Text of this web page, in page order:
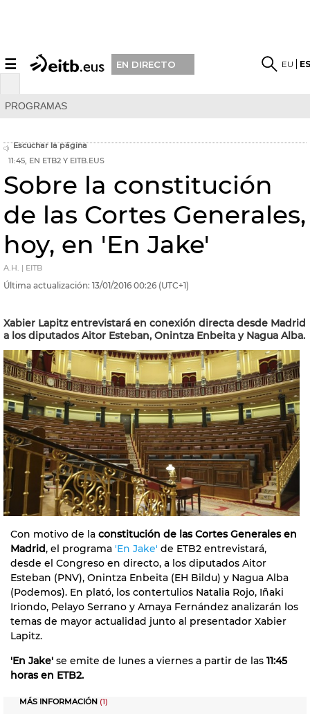
☰ EN DIRECTO EU
PROGRAMAS
Escuchar la página
11:45, EN ETB2 Y EITB.EUS
Sobre la constitución
de las Cortes Generales,
hoy, en 'En Jake'
A.H. | EITB
Última actualización: 13/01/2016 00:26 (UTC+1)
Xabier Lapitz entrevistará en conexión directa desde Madrid
a los diputados Aitor Esteban, Onintza Enbeita y Nagua Alba.
Con motivo de la constitución de las Cortes Generales en
Madrid, el programa 'En Jake' de ETB2 entrevistará,
desde el Congreso en directo, a los diputados Aitor
Esteban (PNV), Onintza Enbeita (EH Bildu) y Nagua Alba
(Podemos). En plató, los contertulios Natalia Rojo, Iñaki
Iriondo, Pelayo Serrano y Amaya Fernández analizarán los
temas de mayor actualidad junto al presentador Xabier
Lapitz.
'En Jake' se emite de lunes a viernes a partir de las 11:45
horas en ETB2.
MÁS INFORMACIÓN (1)